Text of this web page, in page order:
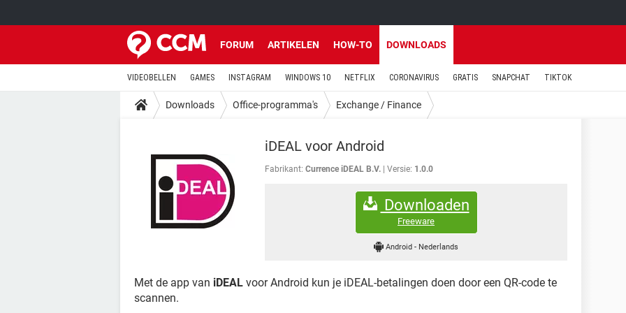
FORUM ARTIKELEN HOW-TO DOWNLOADS
VIDEOBELLEN GAMES INSTAGRAM WINDOWS 10 NETFLIX CORONAVIRUS GRATIS SNAPCHAT TIKTOK
Downloads Office-programma's Exchange / Finance
iDEAL voor Android
Fabrikant: Currence iDEAL B.V. Versie: 1.0.0
Downloaden
Freeware
Android- Nederlands
Met de app van iDEAL voor Android kun je iDEAL-betalingen doen door een QR-code te
scannen.